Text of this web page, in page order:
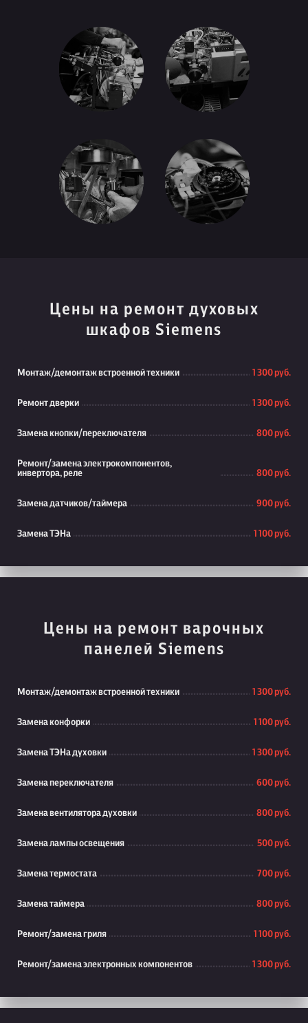
Цены на ремонт духовых
шкафов Siemens
Монтаж/демонтаж встроенной техники 1 300 руб.
Ремонт дверки 1 300 руб.
Замена кнопки/переключателя 800 руб.
Ремонт/замена электрокомпонентов,
инвертора, реле
800 руб.
Замена датчиков/таймера 900 руб.
Замена ТЭНа 1 100 руб.
Цены на ремонт варочных
панелей Siemens
Монтаж/демонтаж встроенной техники 1 300 руб.
Замена конфорки 1 100 руб.
Замена ТЭНа духовки 1 300 руб.
Замена переключателя 600 руб.
Замена вентилятора духовки 800 руб.
Замена лампы освещения 500 руб.
Замена термостата 700 руб.
Замена таймера 800 руб.
Ремонт/замена гриля 1 100 руб.
Ремонт/замена электронных компонентов 1 300 руб.